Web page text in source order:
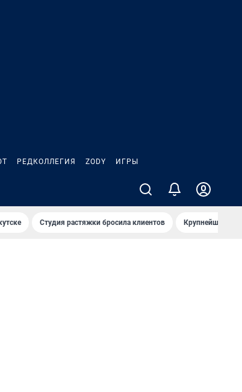
РЕДКОЛЛЕГИЯ ZODY ИГРЫ
Студия растяжки бросила клиентов Крупнейшие